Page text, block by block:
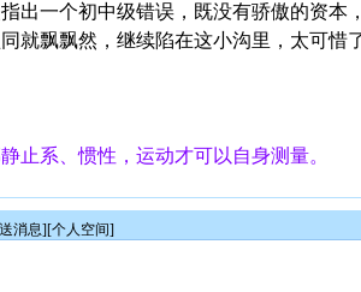
出一个初中级错误，既没有骄傲的资本
就飘飘然，继续陷在这小沟里，太可惜
止系、惯性，运动才可以自身测量。
消息][个人空间]